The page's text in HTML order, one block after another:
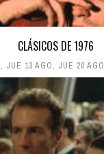
CLÁSICOS DE 1976
, JUE 13 AGO, JUE 20 AGO